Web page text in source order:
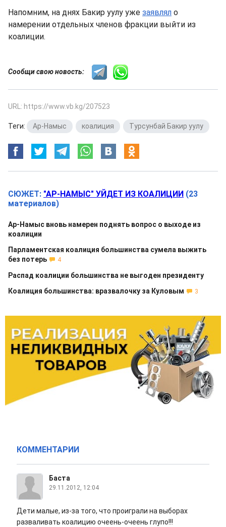
Напомним, на днях Бакир уулу уже заявлял о
намерении отдельных членов фракции выйти из
коалиции.
Сообщи свою новость:
URL: https://www.vb.kg/207523
Теги: Ар-Намыс коалиция Турсунбай Бакир уулу
СЮЖЕТ: "АР-НАМЫС" УЙДЕТ ИЗ КОАЛИЦИИ (23
материалов)
Ар-Намыс вновь намерен поднять вопрос о выходе из
коалиции
Парламентская коалиция большинства сумела выжить
без потерь
4
Распад коалиции большинства не выгоден президенту
Коалиция большинства: вразвалочку за Куловым
3
КОММЕНТАРИИ
Баста
29.11.2012, 12:04
Дети малые, из-за того, что проиграли на выборах
разваливать коалицию очеень-очеень глупо!!!